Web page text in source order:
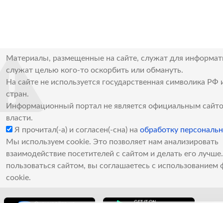
Материалы, размещенные на сайте, служат для
служат целью кого-то оскорбить или обмануть.
На сайте не используется государственная символика РФ
стран.
Информационный портал не является официальным
власти.
Я прочитал(-а) и согласен(-сна) на обработку
Мы используем cookie. Это позволяет нам анализировать
взаимодействие посетителей с сайтом и делать его
пользоваться сайтом, вы соглашаетесь с использованием
cookie.